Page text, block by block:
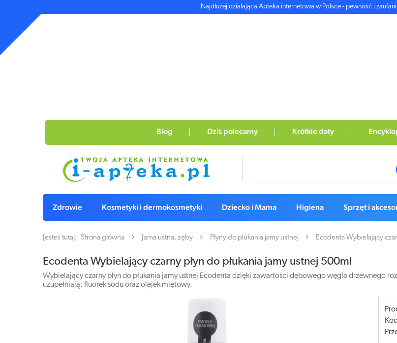
Najdłużej działająca Apteka internetowa w Polsce - pewność i
Blog Dziś polecamy Krótkie daty
Zdrowie Kosmetyki i dermokosmetyki Dziecko i Mama Higiena Sprzęt i
Jesteś tutaj: Strona główna Jama ustna, zęby Płyny do płukania jamy ustnej Ecodenta Wybielający
Ecodenta Wybielający czarny płyn do płukania jamy ustnej 500ml
Wybielający czarny płyn do płukania jamy ustnej Ecodenta dzięki zawartości dębowego węgla drzewnego
uzupełniają: fluorek sodu oraz olejek miętowy.